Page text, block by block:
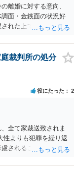
離婚に対する意向、
面・金銭面の状況好
れた上で、書面とし
証拠の一つとして位
てお聞きになりたい場
裁判所の処分
役にたった 2
全て家裁送致されま
性よりも犯罪を繰り返
されることです。 そ
が原因で、保護観察